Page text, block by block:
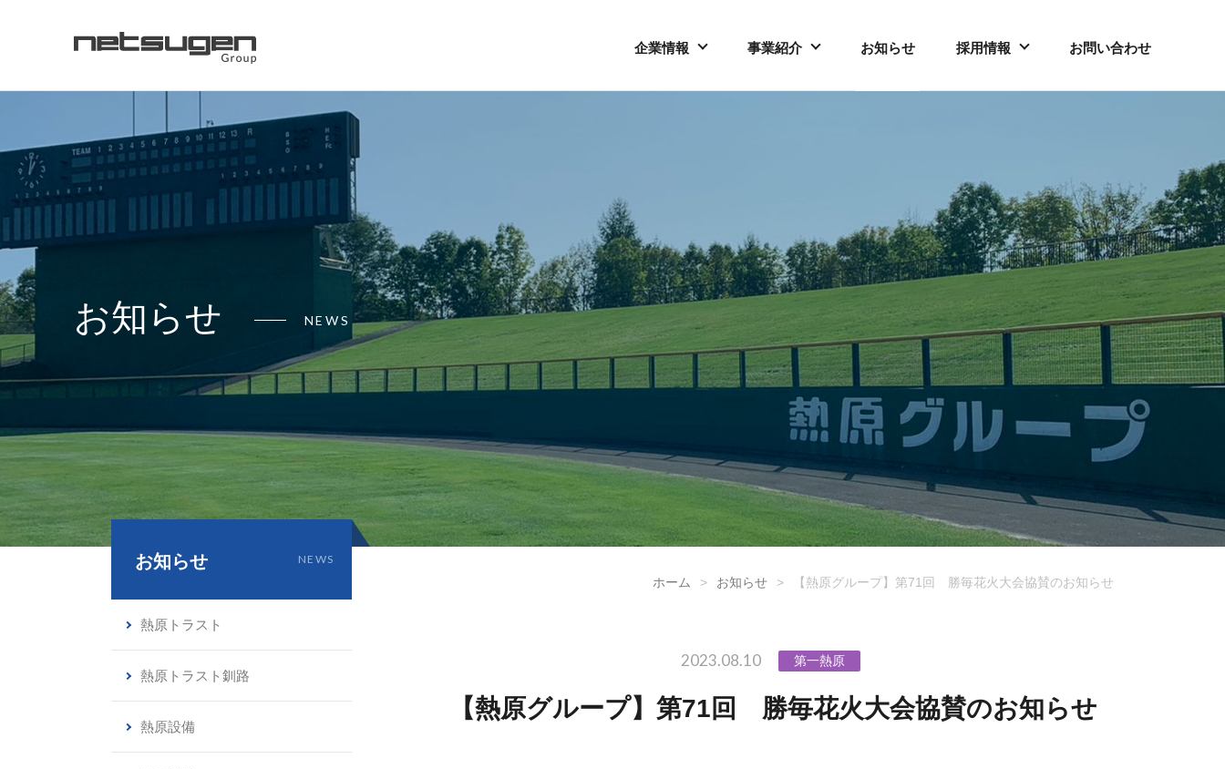
企業情報 事業紹介 お知らせ 採用情報 お問い合わせ
お知らせ NEWS
ホーム > お知らせ > 【熱原グループ】第71回 勝毎花火大会協賛のお知らせ
2023.08.10 第一熱原
【熱原グループ】第71回 勝毎花火大会協賛のお知らせ
お知らせ NEWS
熱原トラスト
熱原トラスト釧路
熱原設備